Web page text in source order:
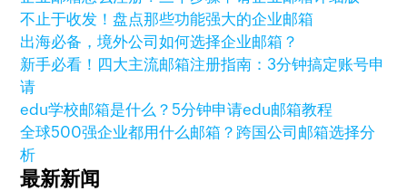
不止于收发！盘点那些功能强大的企业邮箱
出海必备，境外公司如何选择企业邮箱？
新手必看！四大主流邮箱注册指南：3分钟搞定账号申
请
edu学校邮箱是什么？5分钟申请edu邮箱教程
全球500强企业都用什么邮箱？跨国公司邮箱选择分
析
最新新闻